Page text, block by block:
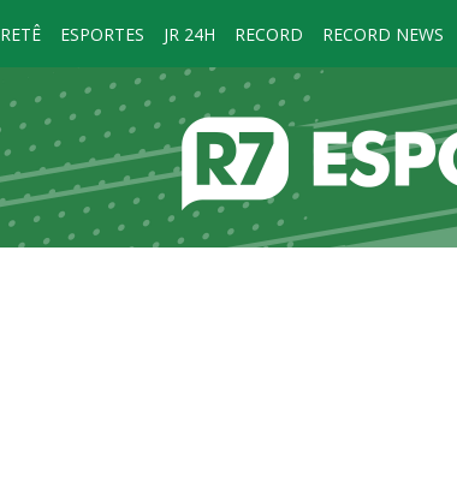
ESPORTES JR 24H RECORD RECORD NEWS